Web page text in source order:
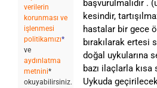
verilerin
korunması ve
işlenmesi
politikamızı*
ve
aydınlatma
metnini*
okuyabilirsiniz.
başvurulmalıdır .
kesindir,
hastalar bir gece
bırakılarak ertesi
doğal uykularına
bazı ilaçlarla
Uykuda